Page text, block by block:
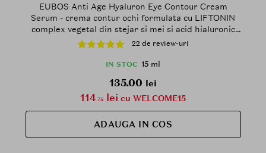
EUBOS Anti Age Hyaluron Eye Contour Cream
Serum - crema contur ochi formulata cu LIFTONIN
complex vegetal din stejar si mei si acid hialuronic
bioactiv, care contribuie la netezirea pielii si la
fixarea umiditatii in piele - 15 ml
22 de review-uri
IN STOC 15 ml
135.00 lei
114.75 lei cu WELCOME15
ADAUGA IN COS